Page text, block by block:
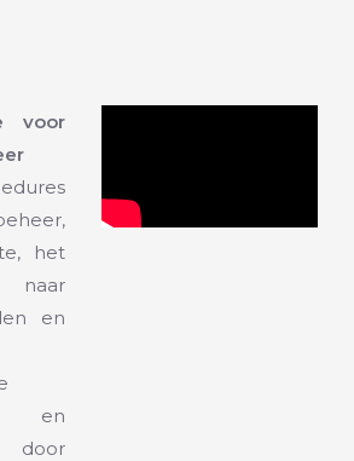
voor
het
en
en
door